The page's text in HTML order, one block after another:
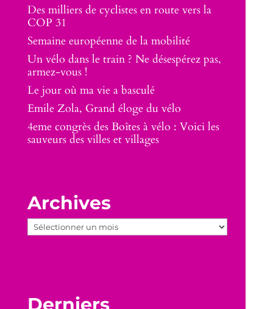
Des milliers de cyclistes en route vers la
COP 31
Semaine européenne de la mobilité
Un vélo dans le train ? Ne désespérez pas,
armez-vous !
Le jour où ma vie a basculé
Emile Zola, Grand éloge du vélo
4eme congrès des Boîtes à vélo : Voici les
sauveurs des villes et villages
Archives
Archives